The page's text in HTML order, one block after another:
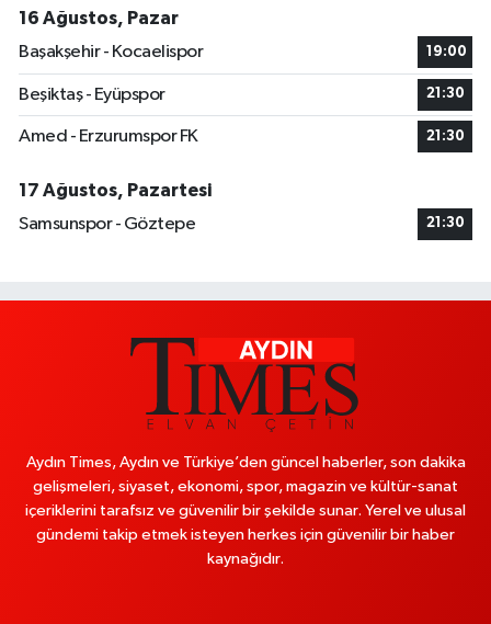
16 Ağustos, Pazar
Başakşehir - Kocaelispor
19:00
Beşiktaş - Eyüpspor 21:30
Amed - Erzurumspor FK 21:30
17 Ağustos, Pazartesi
Samsunspor - Göztepe
21:30
Aydın Times, Aydın ve Türkiye’den güncel haberler, son dakika
gelişmeleri, siyaset, ekonomi, spor, magazin ve kültür-sanat
içeriklerini tarafsız ve güvenilir bir şekilde sunar. Yerel ve ulusal
gündemi takip etmek isteyen herkes için güvenilir bir haber
kaynağıdır.